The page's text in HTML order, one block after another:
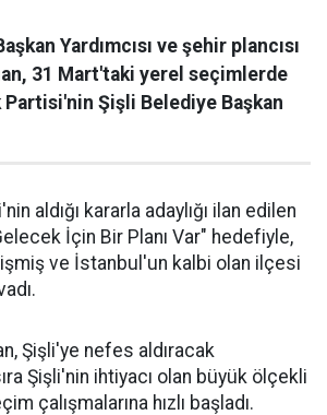
Yardımcısı ve şehir plancısı
31 Mart'taki yerel seçimlerde
Şişli Belediye Başkan
aldığı kararla adaylığı ilan edilen
İçin Bir Planı Var" hedefiyle,
ve İstanbul'un kalbi olan ilçesi
Şişli'ye nefes aldıracak
Şişli'nin ihtiyacı olan büyük ölçekli
çalışmalarına hızlı başladı.